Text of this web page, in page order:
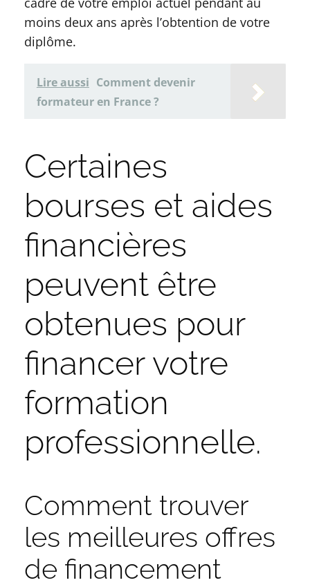
moins deux ans après l’obtention de votre
diplôme.
Lire aussi Comment devenir
formateur en France ?
Certaines
bourses et aides
financières
peuvent être
obtenues pour
financer votre
formation
professionnelle.
Comment trouver
les meilleures offres
de financement